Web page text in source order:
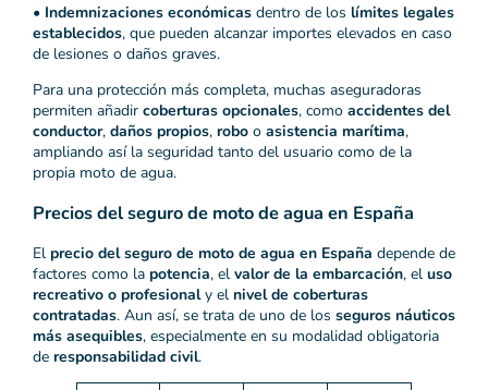
• Indemnizaciones económicas dentro de los límites legales
establecidos, que pueden alcanzar importes elevados en caso
de lesiones o daños graves.
Para una protección más completa, muchas aseguradoras
permiten añadir coberturas opcionales, como accidentes del
conductor, daños propios, robo o asistencia marítima,
ampliando así la seguridad tanto del usuario como de la
propia moto de agua.
Precios del seguro de moto de agua en España
El precio del seguro de moto de agua en España depende de
factores como la potencia, el valor de la embarcación, el uso
recreativo o profesionaly el nivel de coberturas
contratadas. Aun así, se trata de uno de los seguros náuticos
más asequibles, especialmente en su modalidad obligatoria
de responsabilidad civil.